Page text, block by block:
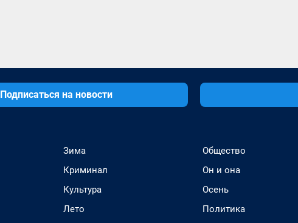
Подписаться на новости
Зима
Криминал
Культура
Лето
Общество
Он и она
Осень
Политика